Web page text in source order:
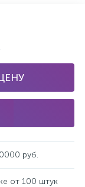
руб.
от 100 штук